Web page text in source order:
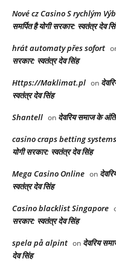
Nové cz Casino S rychlým
समर्पित है योगी सरकार: स्वतंत्र देव
hrát automaty přes sofort
सरकार: स्वतंत्र देव सिंह
Https://Maklimat.pl on
स्वतंत्र देव सिंह
Shantell on देवरिय समाज के
casino craps betting systems
योगी सरकार: स्वतंत्र देव सिंह
Mega Casino Online on
स्वतंत्र देव सिंह
Casino blacklist Singapore
सरकार: स्वतंत्र देव सिंह
spela på alpint on देवरिय
देव सिंह